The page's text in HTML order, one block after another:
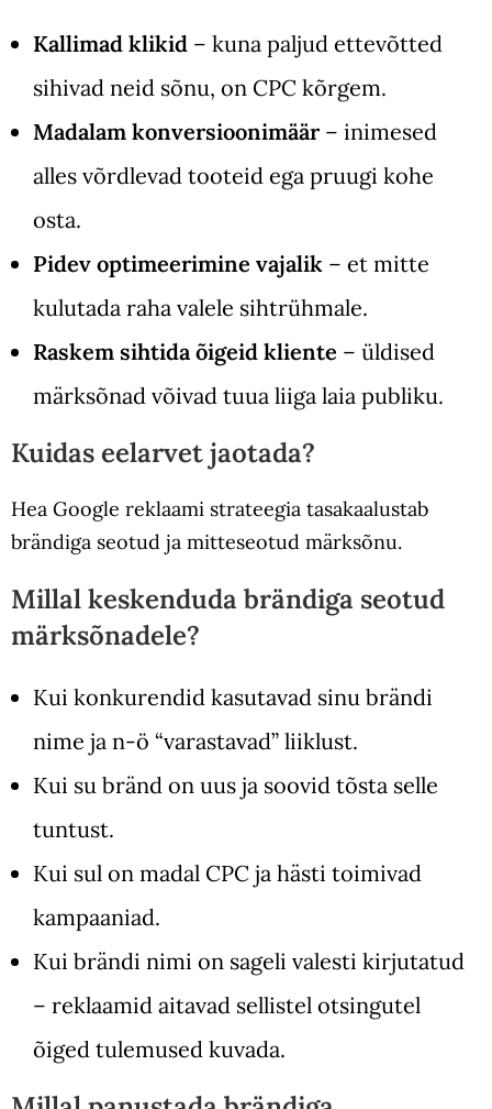
Kallimad klikid – kuna paljud ettevõtted
sihivad neid sõnu, on CPC kõrgem.
Madalam konversioonimäär – inimesed
alles võrdlevad tooteid ega pruugi kohe
osta.
Pidev optimeerimine vajalik – et mitte
kulutada raha valele sihtrühmale.
Raskem sihtida õigeid kliente – üldised
märksõnad võivad tuua liiga laia publiku.
Kuidas eelarvet jaotada?
Hea Google reklaami strateegia tasakaalustab
brändiga seotud ja mitteseotud märksõnu.
Millal keskenduda brändiga seotud
märksõnadele?
Kui konkurendid kasutavad sinu brändi
nime ja n-ö “varastavad” liiklust.
Kui su bränd on uus ja soovid tõsta selle
tuntust.
Kui sul on madal CPC ja hästi toimivad
kampaaniad.
Kui brändi nimi on sageli valesti kirjutatud
– reklaamid aitavad sellistel otsingutel
õiged tulemused kuvada.